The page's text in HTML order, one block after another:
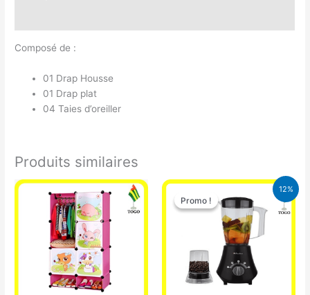
Composé de :
01 Drap Housse
01 Drap plat
04 Taies d’oreiller
Produits similaires
12%
Promo !
Promo !
Le
prix
initial
était :
25.000 CFA.
Le
prix
actuel
est :